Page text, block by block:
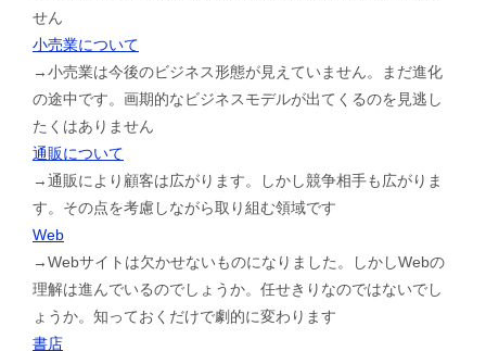
せん
小売業について
→小売業は今後のビジネス形態が見えていません。まだ進化
の途中です。画期的なビジネスモデルが出てくるのを見逃し
たくはありません
通販について
→通販により顧客は広がります。しかし競争相手も広がりま
す。その点を考慮しながら取り組む領域です
Web
→Webサイトは欠かせないものになりました。しかしWebの
理解は進んでいるのでしょうか。任せきりなのではないでし
ょうか。知っておくだけで劇的に変わります
書店